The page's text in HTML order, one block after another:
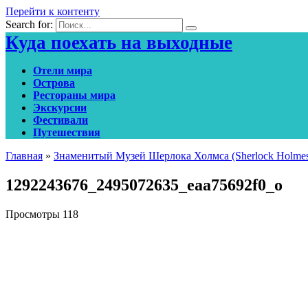
Перейти к контенту
Search for:
Куда поехать на выходные
Отели мира
Острова
Рестораны мира
Экскурсии
Фестивали
Путешествия
Главная » Знаменитый Музей Шерлока Холмса (Sherlock
1292243676_2495072635_eaa75692f0_o
Просмотры 118